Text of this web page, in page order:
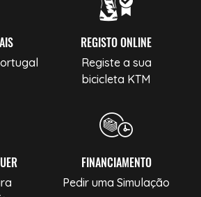
REGISTO ONLINE
Registe a sua
bicicleta KTM
FINANCIAMENTO
Pedir uma Simulação